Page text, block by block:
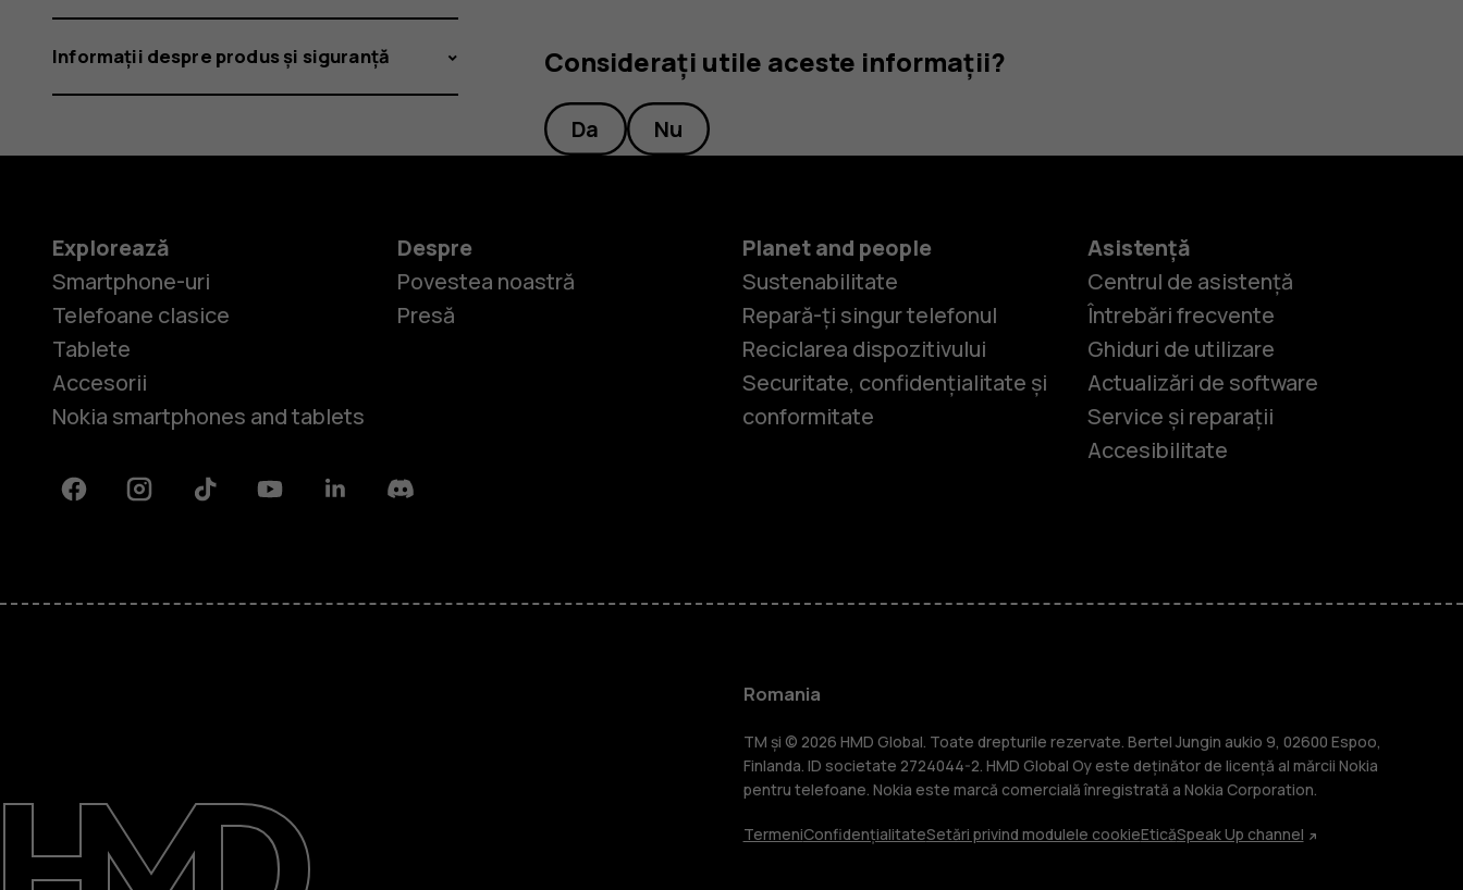
Smartphone-uri
Telefoane clasice
Accesorii
Tablete
Asistență
Romania
Considerați utile aceste informații?
Da Nu
Informații despre produs și siguranță
Explorează
Smartphone-uri
Telefoane clasice
Tablete
Accesorii
Nokia smartphones and tablets
Despre
Povestea noastră
Presă
Planet and people
Sustenabilitate
Repară-ți singur telefonul
Reciclarea dispozitivului
Securitate, confidențialitate și
conformitate
Asistență
Centrul de asistență
Întrebări frecvente
Ghiduri de utilizare
Actualizări de software
Service și reparații
Accesibilitate
FacebookInstagramTiktok YoutubeLinkedinDiscord
Romania
TM și © 2026 HMD Global. Toate drepturile rezervate. Bertel Jungin aukio 9, 02600 Espoo,
Finlanda. ID societate 2724044-2. HMD Global Oy este deținător de licență al mărcii Nokia
pentru telefoane. Nokia este marcă comercială înregistrată a Nokia Corporation.
TermeniConfidențialitateSetări privind modulele cookieEticăSpeak Up channel